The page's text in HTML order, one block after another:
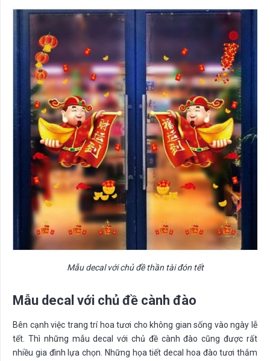
Mẫu decal với chủ đề thần tài đón tết
Mẫu decal với chủ đề cành đào
Bên cạnh việc trang trí hoa tươi cho không gian sống vào ngày lễ
tết. Thì những mẫu decal với chủ đề cành đào cũng được rất
nhiều gia đình lựa chọn. Những họa tiết decal hoa đào tươi thắm